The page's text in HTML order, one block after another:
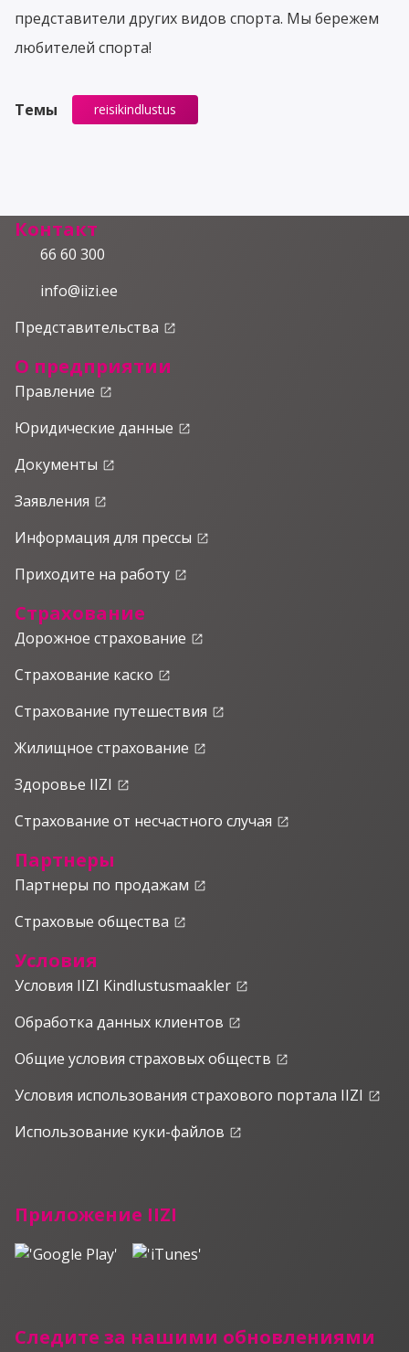
представители других видов спорта. Мы бережем
любителей спорта!
Темы reisikindlustus
Приложение IIZI
Следите за нашими обновлениями
Контакт
66 60 300
info@iizi.ee
Представительства launch
О предприятии
Правление launch
Юридические данные launch
Документы launch
Заявления launch
Информация для прессы launch
Приходите на работу launch
Страхование
Дорожное страхование launch
Страхование каско launch
Страхование путешествия launch
Жилищное страхование launch
Здоровье IIZI launch
Страхование от несчастного случая launch
Партнеры
Партнеры по продажам launch
Страховые общества launch
Условия
Условия IIZI Kindlustusmaakler launch
Обработка данных клиентов launch
Общие условия страховых обществ launch
Условия использования страхового портала IIZI launch
Использование куки-файлов launch